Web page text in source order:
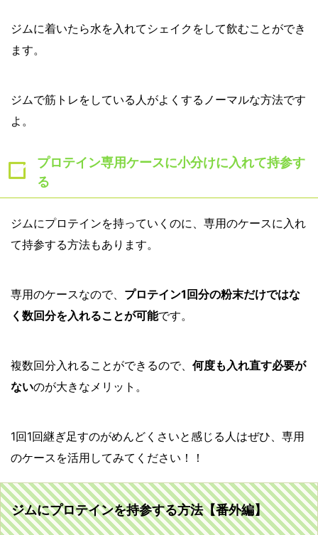
ジムに着いたら水を入れてシェイクをして飲むことができ
ます。
ジムで筋トレをしている人がよくするノーマルな方法です
よ。
プロテイン専用ケースに小分けに入れて持参す
る
ジムにプロテインを持っていくのに、専用のケースに入れ
て持参する方法もあります。
専用のケースなので、 プロテイン1回分の粉末だけではな
く数回分を入れることが可能です。
複数回分入れることができるので、 何度も入れ直す必要が
ないのが大きなメリット。
1回1回継ぎ足すのがめんどくさいと感じる人はぜひ、専用
のケースを活用してみてください！！
ジムにプロテインを持参する方法【番外編】